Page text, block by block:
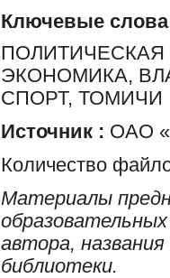
Ключевые слова
ЭКОНОМИКА,
СПОРТ, ТОМИЧИ
Источник : ОАО
Количество
Материалы
автора,
библиотеки.